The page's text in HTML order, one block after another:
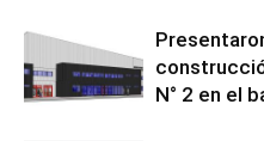
N° 2 en el